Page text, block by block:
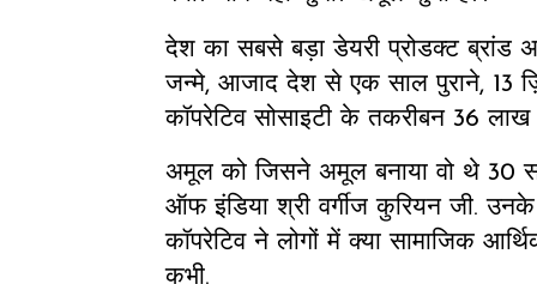
देश का सबसे बड़ा डेयरी प्रोडक्ट ब्रांड
जन्मे, आजाद देश से एक साल पुराने, 13
कॉपरेटिव सोसाइटी के तकरीबन 36
अमूल को जिसने अमूल बनाया वो थे 30
ऑफ इंडिया श्री वर्गीज कुरियन जी.
कॉपरेटिव ने लोगों में क्या सामाजिक
कभी.